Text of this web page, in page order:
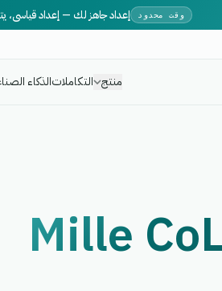
وقت محدود إعداد جاهز لك — إعداد قياسي،
منتج التكاملاتالذكاء
Mille